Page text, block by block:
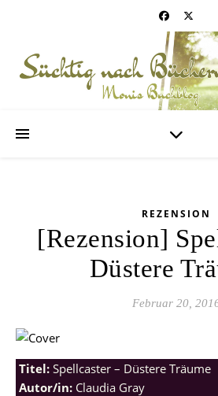
REZENSION
[Rezension]
Düstere
Februar 20,
Titel: Spellcaster – Düstere Träume
Autor/in: Claudia Gray